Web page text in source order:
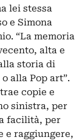
lei stessa
e Simona
“La memoria
alta e
storia di
alla Pop art”.
copie e
sinistra, per
facilità, per
e raggiungere,